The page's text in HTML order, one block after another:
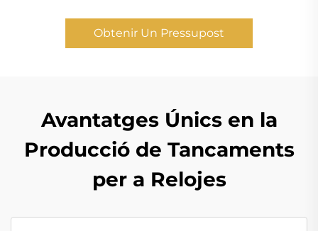
Obtenir Un Pressupost
Avantatges Únics en la
Producció de Tancaments
per a Relojes